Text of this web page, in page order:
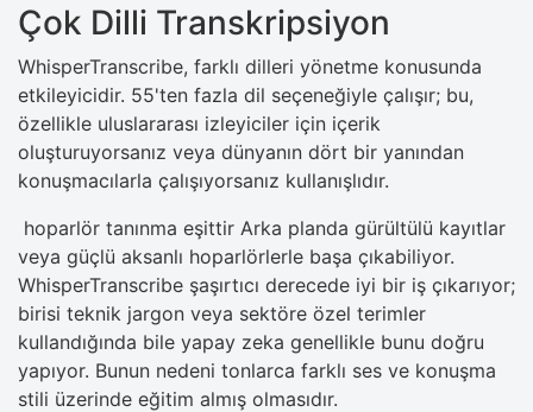
Çok Dilli Transkripsiyon
WhisperTranscribe, farklı dilleri yönetme konusunda
etkileyicidir. 55'ten fazla dil seçeneğiyle çalışır; bu,
özellikle uluslararası izleyiciler için içerik
oluşturuyorsanız veya dünyanın dört bir yanından
konuşmacılarla çalışıyorsanız kullanışlıdır.
hoparlör tanınma eşittir Arka planda gürültülü kayıtlar
veya güçlü aksanlı hoparlörlerle başa çıkabiliyor.
WhisperTranscribe şaşırtıcı derecede iyi bir iş çıkarıyor;
birisi teknik jargon veya sektöre özel terimler
kullandığında bile yapay zeka genellikle bunu doğru
yapıyor. Bunun nedeni tonlarca farklı ses ve konuşma
stili üzerinde eğitim almış olmasıdır.